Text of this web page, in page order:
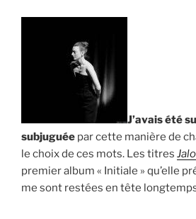
J’avais été
subjuguée par cette manière de
le choix de ces mots. Les titres
premier album « Initiale » qu’elle
me sont restées en tête